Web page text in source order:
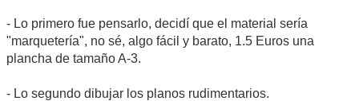
- Lo primero fue pensarlo, decidí que el material sería
"marquetería", no sé, algo fácil y barato, 1.5 Euros una
plancha de tamaño A-3.
- Lo segundo dibujar los planos rudimentarios.